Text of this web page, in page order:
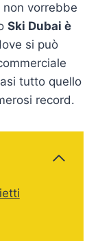
vorrebbe
Ski Dubai è
si può
tutto quello
record.